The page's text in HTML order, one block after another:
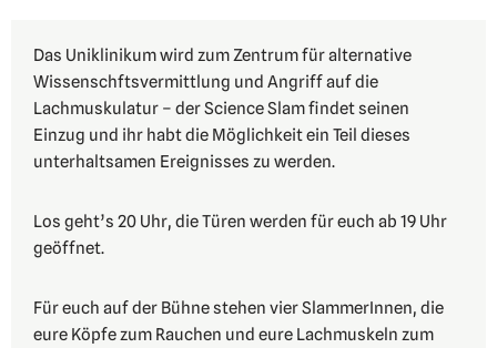
Das Uniklinikum wird zum Zentrum für alternative
Wissenschftsvermittlung und Angriff auf die
Lachmuskulatur – der Science Slam findet seinen
Einzug und ihr habt die Möglichkeit ein Teil dieses
unterhaltsamen Ereignisses zu werden.
Los geht’s 20 Uhr, die Türen werden für euch ab 19 Uhr
geöffnet.
Für euch auf der Bühne stehen vier SlammerInnen, die
eure Köpfe zum Rauchen und eure Lachmuskeln zum